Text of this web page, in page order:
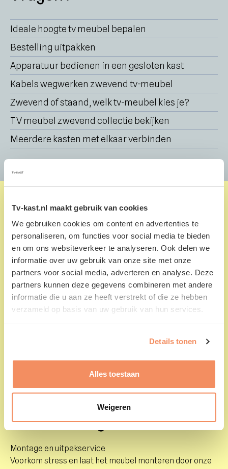
Tv-kast.nl maakt gebruik van cookies
We gebruiken cookies om content en advertenties te
personaliseren, om functies voor social media te bieden
en om ons websiteverkeer te analyseren. Ook delen we
informatie over uw gebruik van onze site met onze
partners voor social media, adverteren en analyse. Deze
partners kunnen deze gegevens combineren met andere
informatie die u aan ze heeft verstrekt of die ze hebben
verzameld op basis van uw gebruik van hun services.
Details tonen
Alles toestaan
Weigeren
Ideale hoogte tv meubel bepalen
Bestelling uitpakken
Apparatuur bedienen in een gesloten kast
Kabels wegwerken zwevend tv-meubel
Zwevend of staand, welk tv-meubel kies je?
TV meubel zwevend collectie bekijken
Meerdere kasten met elkaar verbinden
Dat is handig…
Montage en uitpakservice
Voorkom stress en laat het meubel monteren door onze